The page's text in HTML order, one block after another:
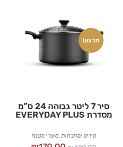
מבצע!
סיר 7 ליטר גבוהה 24 ס”מ
מסדרת EVERYDAY PLUS
סירים ומחבתות,מוצרי מטבח